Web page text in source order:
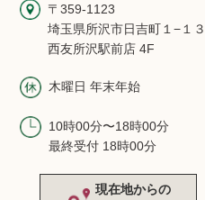
〒359-1123
埼玉県所沢市日吉町１−１３
西友所沢駅前店 4F
木曜日 年末年始
10時00分〜18時00分
最終受付 18時00分
現在地からの